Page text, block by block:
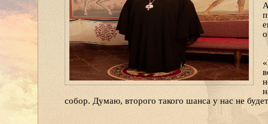
собор. Думаю, второго такого шанса у нас не